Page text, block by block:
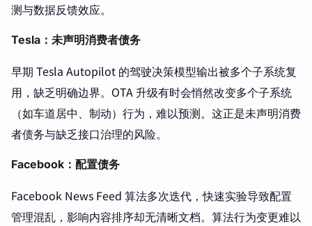
测与数据反馈效应。
Tesla：未声明消费者债务
早期 Tesla Autopilot 的驾驶决策模型输出被多个子系统复
用，缺乏明确边界。OTA 升级有时会悄然改变多个子系统
（如车道居中、制动）行为，难以预测。这正是未声明消费
者债务与缺乏接口治理的风险。
Facebook：配置债务
Facebook News Feed 算法多次迭代，快速实验导致配置
管理混乱，影响内容排序却无清晰文档。算法行为变更难以